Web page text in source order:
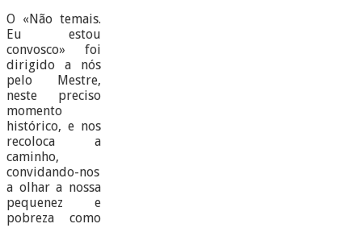
O «Não temais.
Eu estou
convosco» foi
dirigido a nós
pelo Mestre,
neste preciso
momento
histórico, e nos
recoloca a
caminho,
convidando-nos
a olhar a nossa
pequenez e
pobreza como